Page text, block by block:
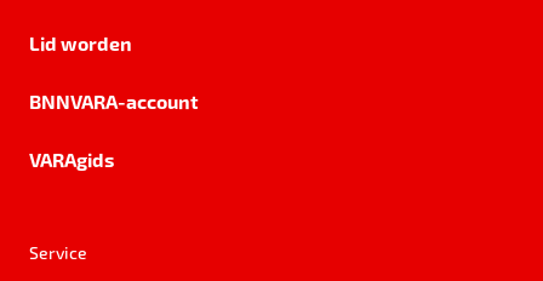
Lid worden
BNNVARA-account
VARAgids
Service